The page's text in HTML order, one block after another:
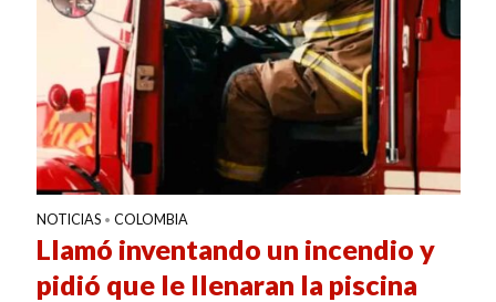
NOTICIAS • COLOMBIA
Llamó inventando un incendio y
pidió que le llenaran la piscina